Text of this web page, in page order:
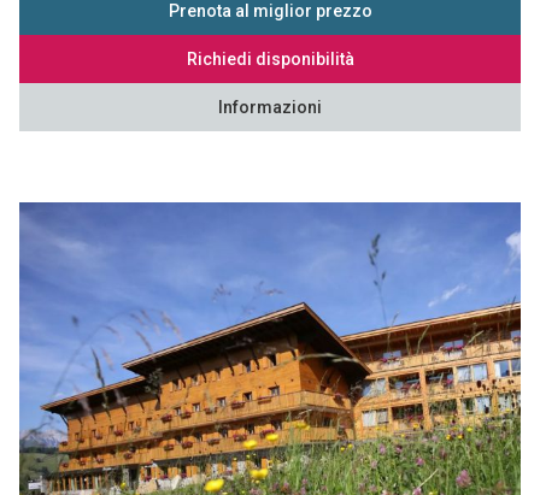
Prenota al miglior prezzo
Richiedi disponibilità
Informazioni